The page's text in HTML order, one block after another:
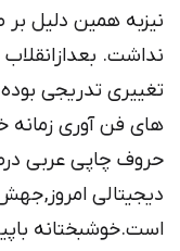
نیزبه همین دلیل
نداشت.
تغییری تدریجی
های فن آوری زمانه
حروف چاپی عربی
دیجیتالی
است.خوشبختانه